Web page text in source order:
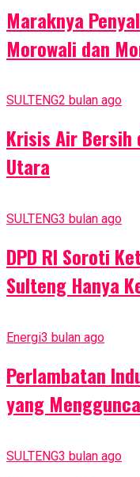
Maraknya
Morowali dan
SULTENG2 bulan ago
Krisis Air Bersih
Utara
SULTENG3 bulan ago
DPD RI Soroti
Sulteng Hanya
Energi3 bulan ago
Perlambatan
yang
SULTENG3 bulan ago